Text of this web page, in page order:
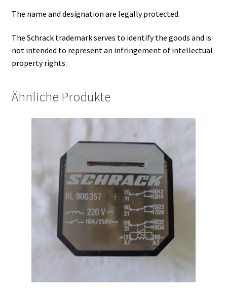
The name and designation are legally protected.
The Schrack trademark serves to identify the goods and is
not intended to represent an infringement of intellectual
property rights.
Ähnliche Produkte